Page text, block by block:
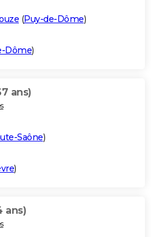
(Puy-de-Dôme)
Dôme)
ans)
Saône)
)
ans)